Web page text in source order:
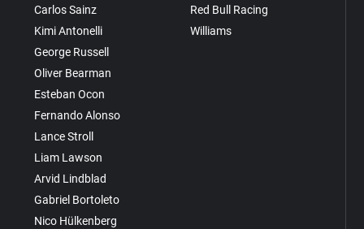
Carlos Sainz
Kimi Antonelli
George Russell
Oliver Bearman
Esteban Ocon
Fernando Alonso
Lance Stroll
Liam Lawson
Arvid Lindblad
Gabriel Bortoleto
Nico Hülkenberg
Red Bull Racing
Williams